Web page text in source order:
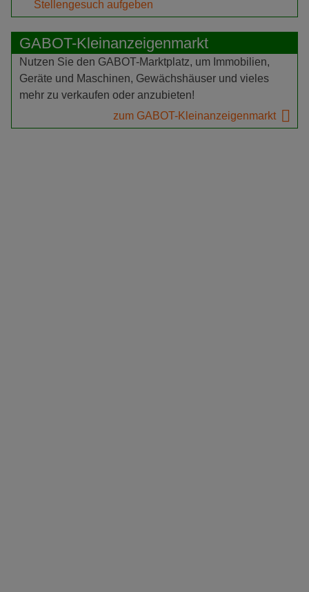
Stellengesuch aufgeben
GABOT-Kleinanzeigenmarkt
Nutzen Sie den GABOT-Marktplatz, um Immobilien,
Geräte und Maschinen, Gewächshäuser und vieles
mehr zu verkaufen oder anzubieten!
zum GABOT-Kleinanzeigenmarkt